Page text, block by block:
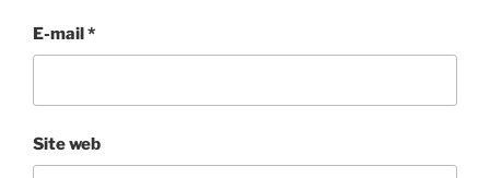
E-mail*
Site web